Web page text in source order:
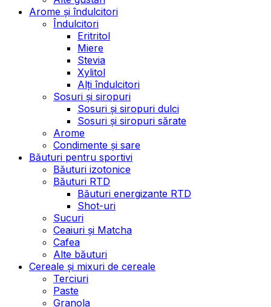
Arome și îndulcitori
Îndulcitori
Eritritol
Miere
Stevia
Xylitol
Alți îndulcitori
Sosuri și siropuri
Sosuri și siropuri dulci
Sosuri și siropuri sărate
Arome
Condimente și sare
Băuturi pentru sportivi
Băuturi izotonice
Băuturi RTD
Băuturi energizante RTD
Shot-uri
Sucuri
Ceaiuri și Matcha
Cafea
Alte băuturi
Cereale și mixuri de cereale
Terciuri
Paste
Granola